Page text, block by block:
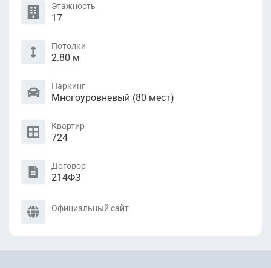
Этажность
17
Потолки
2.80 м
Паркинг
Многоуровневый (80 мест)
Квартир
724
Договор
214ФЗ
Официальный сайт